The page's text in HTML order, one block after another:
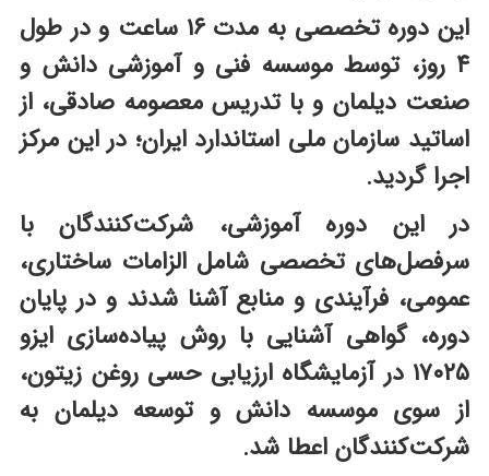
این دوره تخصصی به مدت ۱۶ ساعت و در طول
۴ روز، توسط موسسه فنی و آموزشی دانش و
صنعت دیلمان و با تدریس معصومه صادقی، از
اساتید سازمان ملی استاندارد ایران؛ در این مرکز
اجرا گردید.
در این دوره آموزشی، شرکت‌کنندگان با
سرفصل‌های تخصصی شامل الزامات ساختاری،
عمومی، فرآیندی و منابع آشنا شدند و در پایان
دوره، گواهی آشنایی با روش پیاده‌سازی ایزو
۱۷۰۲۵ در آزمایشگاه ارزیابی حسی روغن زیتون،
از سوی موسسه دانش و توسعه دیلمان به
شرکت‌کنندگان اعطا شد.